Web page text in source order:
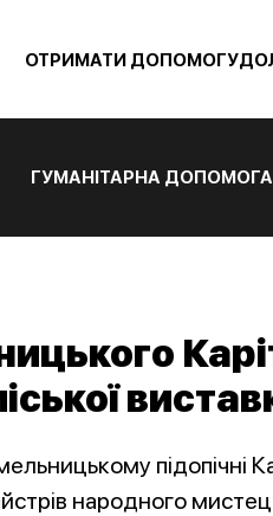
ОТРИМАТИ ДОПОМОГУ
ГУМАНІТАРНА ДОПОМОГА
підопічні
народного